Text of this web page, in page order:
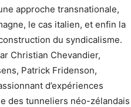
approche transnationale,
le cas italien, et enfin la
du syndicalisme.
Christian Chevandier,
Patrick Fridenson,
d’expé­riences
des tunneliers néo-zélandais